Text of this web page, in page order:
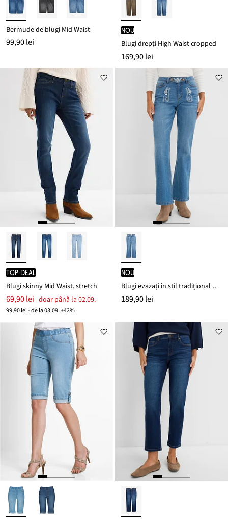
Bermude de blugi Mid Waist
99,90 lei
nou
Blugi drepți High Waist cropped
169,90 lei
TOP DEAL
Blugi skinny Mid Waist, stretch
69,90 lei- doar până la 02.09.
99,90 lei - de la 03.09. +42%
nou
Blugi evazați în stil tradițional Mid Waist, cu broderie
189,90 lei